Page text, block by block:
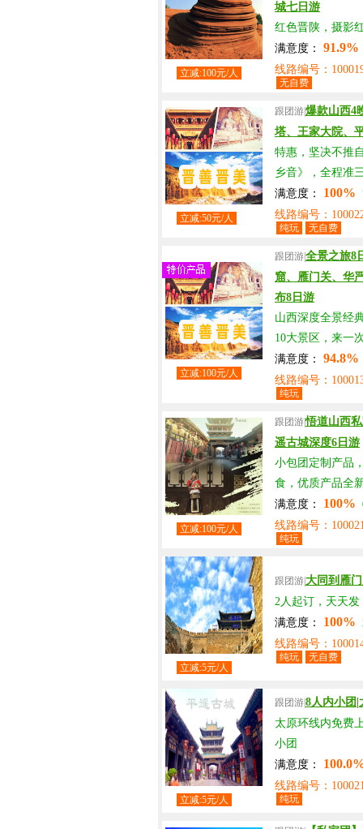
立减:100元/人
城七日游
红色晋陕，摄影
满意度：
91.9%
线路编号：
无自费
立减:50元/人
跟团游|爆款山西4
塔、王家大院、
特惠，坚决不推
乡音》，全程准
满意度：
100%
线路编号：
纯玩 无自费
立减:100元/人
跟团游|全景之旅8
窟、雁门关、华
布8日游
山西深度全景经
10大景区，来一
满意度：
94.8%
线路编号：
纯玩
立减:100元/人
跟团游|悟道山西
遥古城深度6日游
小包团定制产品
食，优质产品全
满意度：
100%
线路编号：
纯玩
立减:5元/人
跟团游|大同到雁
2人起订，天天
满意度：
100%
线路编号：
纯玩 无自费
立减:5元/人
跟团游|8人内小团|
太原环线内免费
小团
满意度：
线路编号：
纯玩